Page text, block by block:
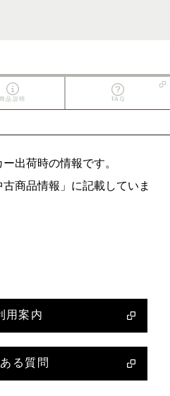
商品説明 FAQ
出荷時の情報です。
古商品情報」に記載していま
用案内
る質問